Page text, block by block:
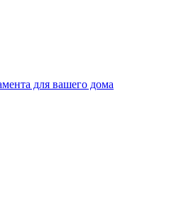
для вашего дома